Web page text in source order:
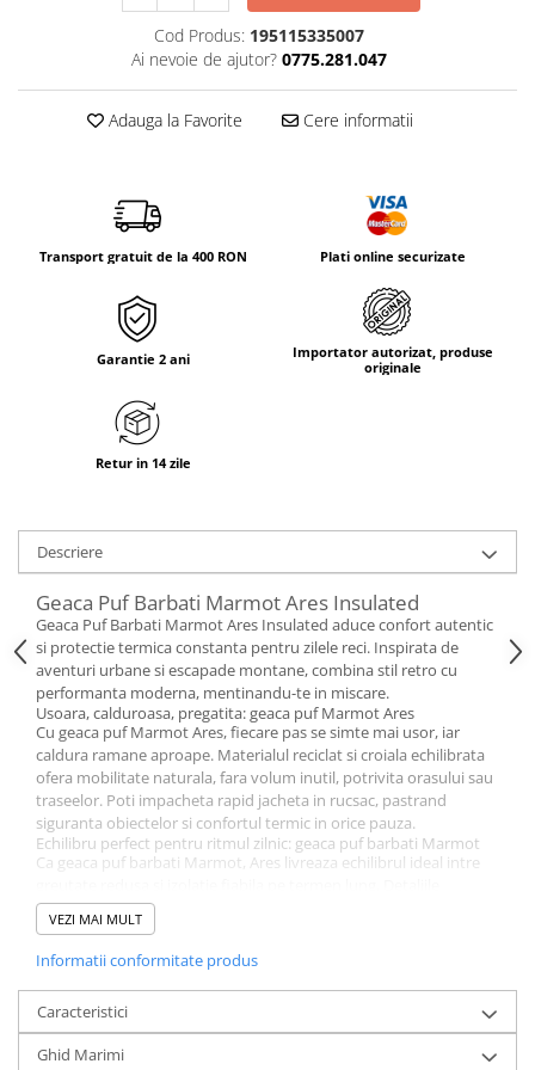
Tricouri & Maiouri
Incaltaminte drumetie
Bocanci alpinism
Intretinere echipamente
Rucsacuri & Accesorii
Saci de dormit
Saltele & Accesorii
Cod Produs: 195115335007
Ai nevoie de ajutor? 0775.281.047
Adauga la Favorite Cere informatii
Transport gratuit de la 400 RON Plati online securizate
Garantie 2 ani
Importator autorizat, produse
originale
Retur in 14 zile
Descriere
Geaca Puf Barbati Marmot Ares Insulated
Geaca Puf Barbati Marmot Ares Insulated aduce confort autentic
si protectie termica constanta pentru zilele reci. Inspirata de
aventuri urbane si escapade montane, combina stil retro cu
performanta moderna, mentinandu-te in miscare.
Usoara, calduroasa, pregatita: geaca puf Marmot Ares
Cu geaca puf Marmot Ares, fiecare pas se simte mai usor, iar
caldura ramane aproape. Materialul reciclat si croiala echilibrata
ofera mobilitate naturala, fara volum inutil, potrivita orasului sau
traseelor. Poti impacheta rapid jacheta in rucsac, pastrand
siguranta obiectelor si confortul termic in orice pauza.
Echilibru perfect pentru ritmul zilnic: geaca puf barbati Marmot
Ca geaca puf barbati Marmot, Ares livreaza echilibrul ideal intre
practice, precum buzunarele cu fermoar si tivul ajustabil, sporesc
functionalitatea in naveta zilnica sau weekend. Designul curat si
finisajele rezistente completeaza tinuta, mentinand aspectul
ingrijit chiar dupa sezoane repetate de folosire.
Caldura responsabila pentru iarna: geaca iarna puf si geaca
calduroasa iarna
Pentru cei care cauta geaca iarna puf, Ares ofera performanta
constanta, respirabilitate echilibrata si confort placut in miscare.
VEZI MAI MULT
Informatii conformitate produs
Caracteristici
Ghid Marimi